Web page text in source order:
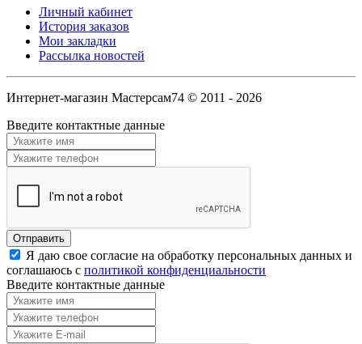
Личный кабинет
История заказов
Мои закладки
Рассылка новостей
Интернет-магазин Мастерсам74 © 2011 - 2026
Введите контактные данные
Я даю свое согласие на обработку персональных данных и
соглашаюсь с политикой конфиденциальности
Введите контактные данные